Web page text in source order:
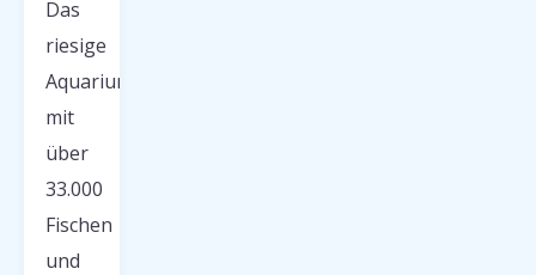
Das
riesige
Aquarium
mit
über
33.000
Fischen
und